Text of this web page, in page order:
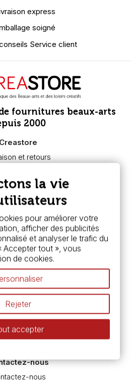
express
soigné
Service client
fournitures beaux-arts
2000
Creastore
et retours
sécurisé
FAQ
à Angers
Services
& avantages
bon cadeaux
de commande
- mode d'emploi
en cours
conseils
tubes ou en godets ?
de l’aquarelle
peinture Fine et Extra-fine
peinture à l'huile et acrylique
nous
nous
la vie
pour améliorer votre
afficher des publicités
et analyser le trafic du
Accepter tout », vous
de cookies.
Rejeter
accepter